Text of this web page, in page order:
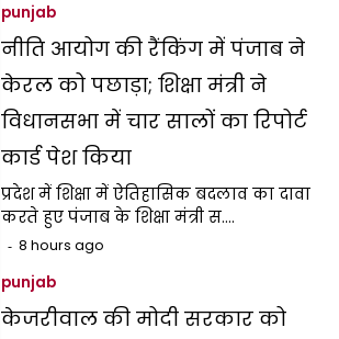
punjab
नीति आयोग की रैंकिंग में पंजाब ने
केरल को पछाड़ा; शिक्षा मंत्री ने
विधानसभा में चार सालों का रिपोर्ट
कार्ड पेश किया
प्रदेश में शिक्षा में ऐतिहासिक बदलाव का दावा
करते हुए पंजाब के शिक्षा मंत्री स.…
8 hours ago
punjab
केजरीवाल की मोदी सरकार को